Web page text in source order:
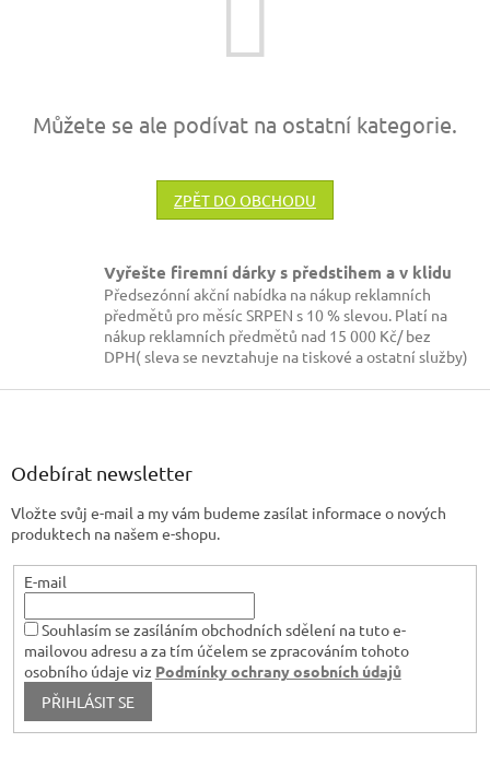
Můžete se ale podívat na ostatní kategorie.
ZPĚT DO OBCHODU
Vyřešte firemní dárky s předstihem a v klidu
Předsezónní akční nabídka na nákup reklamních
předmětů pro měsíc SRPEN s 10 % slevou. Platí na
nákup reklamních předmětů nad 15 000 Kč/ bez
DPH( sleva se nevztahuje na tiskové a ostatní služby)
Z
Odebírat newsletter
Vložte svůj e-mail a my vám budeme zasílat informace o nových
produktech na našem e-shopu.
E-mail
Souhlasím se zasíláním obchodních sdělení na tuto e-
mailovou adresu a za tím účelem se zpracováním tohoto
osobního údaje viz Podmínky ochrany osobních údajů
PŘIHLÁSIT SE